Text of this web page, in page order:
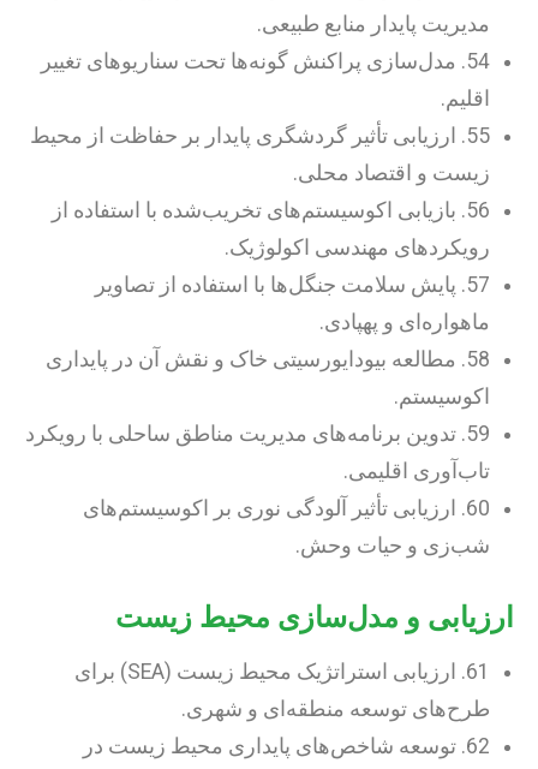
مدیریت پایدار منابع طبیعی.
54. مدل‌سازی پراکنش گونه‌ها تحت سناریوهای تغییر
اقلیم.
55. ارزیابی تأثیر گردشگری پایدار بر حفاظت از محیط
زیست و اقتصاد محلی.
56. بازیابی اکوسیستم‌های تخریب‌شده با استفاده از
رویکردهای مهندسی اکولوژیک.
57. پایش سلامت جنگل‌ها با استفاده از تصاویر
ماهواره‌ای و پهپادی.
58. مطالعه بیودایورسیتی خاک و نقش آن در پایداری
اکوسیستم.
59. تدوین برنامه‌های مدیریت مناطق ساحلی با رویکرد
تاب‌آوری اقلیمی.
60. ارزیابی تأثیر آلودگی نوری بر اکوسیستم‌های
شب‌زی و حیات وحش.
ارزیابی و مدل‌سازی محیط زیست
61. ارزیابی استراتژیک محیط زیست (SEA) برای
طرح‌های توسعه منطقه‌ای و شهری.
62. توسعه شاخص‌های پایداری محیط زیست در